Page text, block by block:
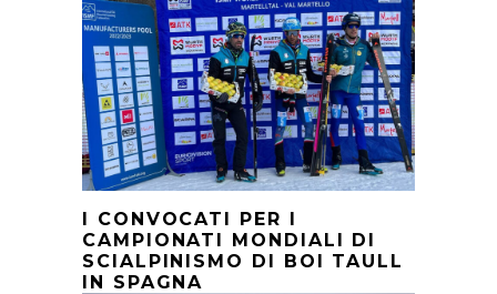
I CONVOCATI PER I
CAMPIONATI MONDIALI DI
SCIALPINISMO DI BOI TAULL
IN SPAGNA